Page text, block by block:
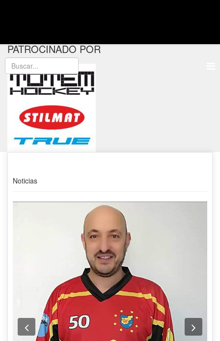
PATROCINADO POR
Noticias
Previous Next